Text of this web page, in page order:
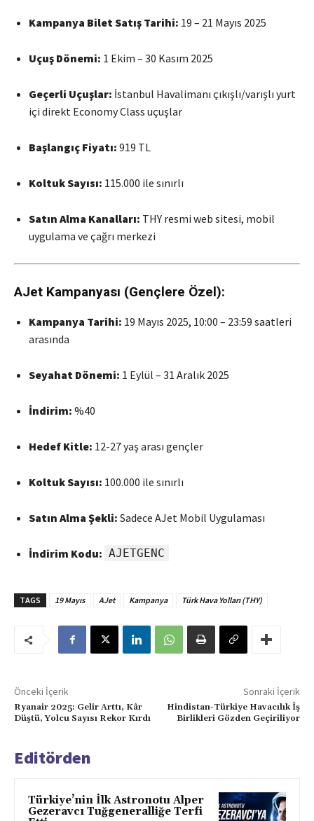
Kampanya Bilet Satış Tarihi: 19 – 21 Mayıs 2025
Uçuş Dönemi: 1 Ekim – 30 Kasım 2025
Geçerli Uçuşlar: İstanbul Havalimanı çıkışlı/varışlı yurt
içi direkt Economy Class uçuşlar
Başlangıç Fiyatı: 919 TL
Koltuk Sayısı: 115.000 ile sınırlı
Satın Alma Kanalları: THY resmi web sitesi, mobil
uygulama ve çağrı merkezi
AJet Kampanyası (Gençlere Özel):
Kampanya Tarihi: 19 Mayıs 2025, 10:00 – 23:59 saatleri
arasında
Seyahat Dönemi: 1 Eylül – 31 Aralık 2025
İndirim: %40
Hedef Kitle: 12-27 yaş arası gençler
Koltuk Sayısı: 100.000 ile sınırlı
Satın Alma Şekli: Sadece AJet Mobil Uygulaması
İndirim Kodu: AJETGENC
TAGS 19 Mayıs AJet Kampanya Türk Hava Yolları (THY)
Önceki İçerik
Ryanair 2025: Gelir Arttı, Kâr
Düştü, Yolcu Sayısı Rekor Kırdı
Sonraki İçerik
Hindistan-Türkiye Havacılık İş
Birlikleri Gözden Geçiriliyor
Editörden
Türkiye’nin İlk Astronotu Alper
Gezeravcı Tuğgeneralliğe Terfi